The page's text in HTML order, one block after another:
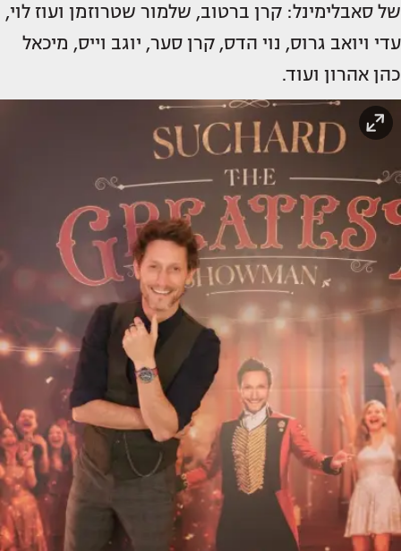
של סאבלימינל: קרן ברטוב, שלמור שטרוזמן ועוז לוי,
עדי ויואב גרוס, נוי הדס, קרן סער, יוגב וייס, מיכאל
כהן אהרון ועוד.